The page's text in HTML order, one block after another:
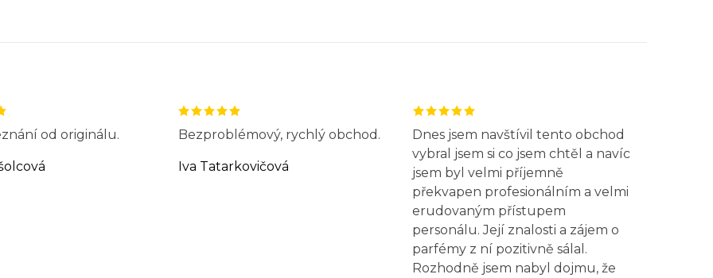
od originálu. Bezproblémový, rychlý obchod.
Iva Tatarkovičová
Dnes jsem navštívil tento obchod
vybral jsem si co jsem chtěl a navíc
jsem byl velmi příjemně
překvapen profesionálním a velmi
erudovaným přístupem
personálu. Její znalosti a zájem o
parfémy z ní pozitivně sálal.
Rozhodně jsem nabyl dojmu, že